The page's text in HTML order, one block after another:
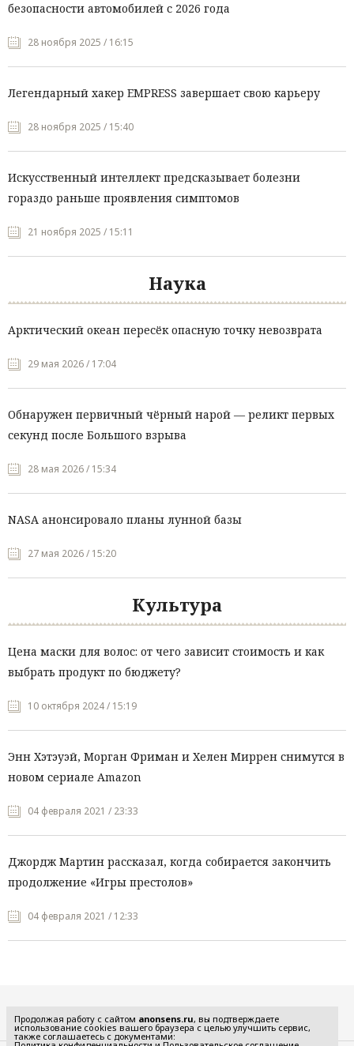
безопасности автомобилей с 2026 года
28 ноября 2025 / 16:15
Легендарный хакер EMPRESS завершает свою карьеру
28 ноября 2025 / 15:40
Искусственный интеллект предсказывает болезни
гораздо раньше проявления симптомов
21 ноября 2025 / 15:11
Наука
Арктический океан пересёк опасную точку невозврата
29 мая 2026 / 17:04
Обнаружен первичный чёрный нарой — реликт первых
секунд после Большого взрыва
28 мая 2026 / 15:34
NASA анонсировало планы лунной базы
27 мая 2026 / 15:20
Культура
Цена маски для волос: от чего зависит стоимость и как
выбрать продукт по бюджету?
10 октября 2024 / 15:19
Энн Хэтэуэй, Морган Фриман и Хелен Миррен снимутся в
новом сериале Amazon
04 февраля 2021 / 23:33
Джордж Мартин рассказал, когда собирается закончить
продолжение «Игры престолов»
04 февраля 2021 / 12:33
Продолжая работу с сайтом anonsens.ru, вы подтверждаете
использование cookies вашего браузера с целью улучшить сервис,
также соглашаетесь с документами: